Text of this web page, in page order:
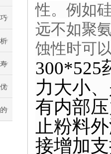
性。例如
远不如聚
蚀性时可
300*525
力大小
有内部
止粉料
接增加